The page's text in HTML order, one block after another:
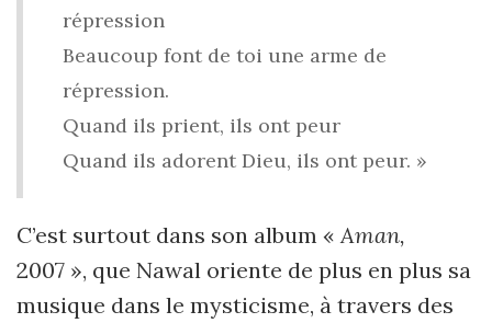
répression
Beaucoup font de toi une arme de
répression.
Quand ils prient, ils ont peur
Quand ils adorent Dieu, ils ont peur. »
C’est surtout dans son album «Aman,
2007 », que Nawal oriente de plus en plus sa
musique dans le mysticisme, à travers des